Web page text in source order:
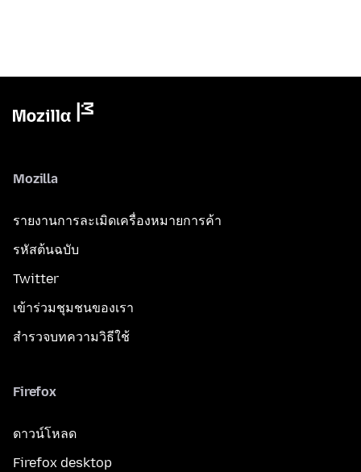
Mozilla
รายงานการละเมิดเครื่องหมายการค้า
รหัสต้นฉบับ
Twitter
เข้าร่วมชุมชนของเรา
สำรวจบทความวิธีใช้
Firefox
ดาวน์โหลด
Firefox desktop